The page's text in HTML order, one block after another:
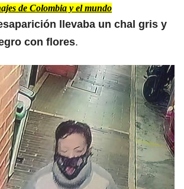
de Colombia y el mundo
llevaba un chal gris y
con flores.